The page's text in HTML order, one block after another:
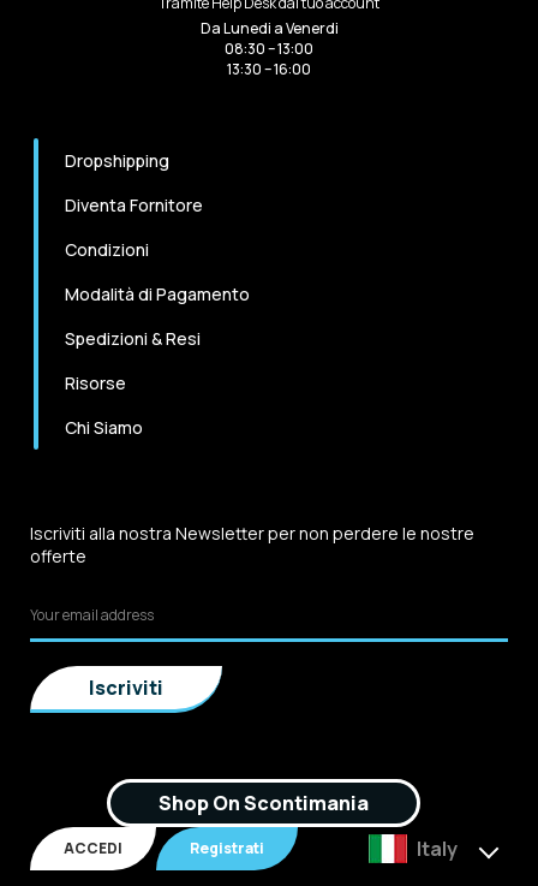
Da Lunedi a Venerdi
08:30 – 13:00
13:30 – 16:00
Dropshipping
Diventa Fornitore
Condizioni
Modalità di Pagamento
Spedizioni & Resi
Risorse
Chi Siamo
Iscriviti alla nostra Newsletter per non perdere le nostre
offerte
Shop On Scontimania
ACCEDI Registrati Italy